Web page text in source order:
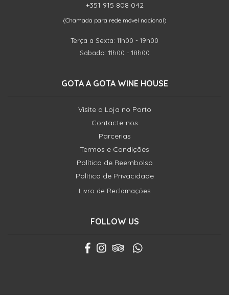
+351 915 808 042
(Chamada para rede móvel nacional)
Terça a Sexta: 11h00 - 19h00
Sábado: 11h00 - 18h00
GOTA A GOTA WINE HOUSE
Visite a Loja no Porto
Contacte-nos
Parcerias
Termos e Condições
Política de Reembolso
Política de Privacidade
Livro de Reclamações
FOLLOW US